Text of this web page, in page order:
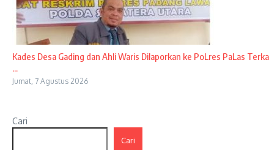
Kades Desa Gading dan Ahli Waris Dilaporkan ke PoLres PaLas Terka
...
Jumat, 7 Agustus 2026
Cari
Cari